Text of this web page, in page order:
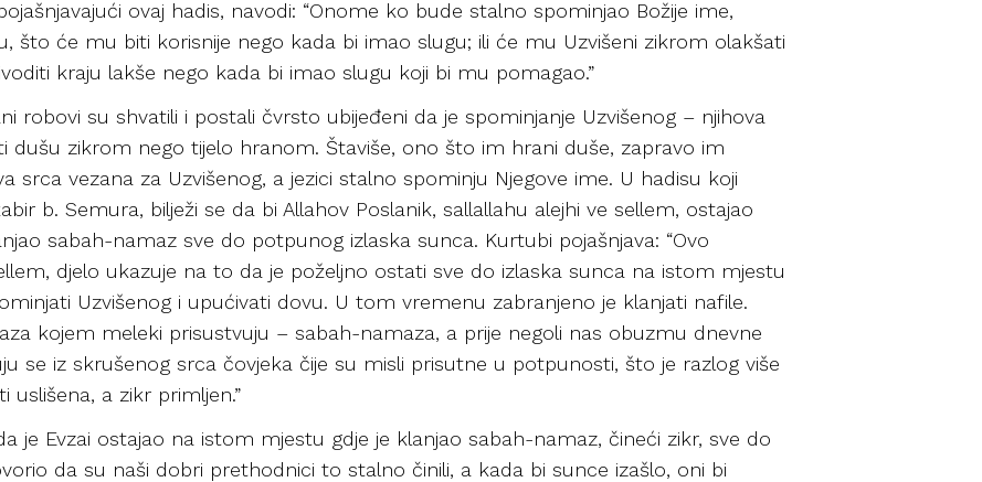
ovaj hadis, navodi: “Onome ko bude stalno spominjao Božije ime,
što će mu biti korisnije nego kada bi imao slugu; ili će mu Uzvišeni zikrom olakšati
kraju lakše nego kada bi imao slugu koji bi mu pomagao.”
robovi su shvatili i postali čvrsto ubijeđeni da je spominjanje Uzvišenog – njihova
dušu zikrom nego tijelo hranom. Štaviše, ono što im hrani duše, zapravo im
srca vezana za Uzvišenog, a jezici stalno spominju Njegove ime. U hadisu koji
b. Semura, bilježi se da bi Allahov Poslanik, sallallahu alejhi ve sellem, ostajao
sabah-namaz sve do potpunog izlaska sunca. Kurtubi pojašnjava: “Ovo
djelo ukazuje na to da je poželjno ostati sve do izlaska sunca na istom mjestu
Uzvišenog i upućivati dovu. U tom vremenu zabranjeno je klanjati nafile.
kojem meleki prisustvuju – sabah-namaza, a prije negoli nas obuzmu dnevne
se iz skrušenog srca čovjeka čije su misli prisutne u potpunosti, što je razlog više
a zikr primljen.”
je Evzai ostajao na istom mjestu gdje je klanjao sabah-namaz, čineći zikr, sve do
da su naši dobri prethodnici to stalno činili, a kada bi sunce izašlo, oni bi